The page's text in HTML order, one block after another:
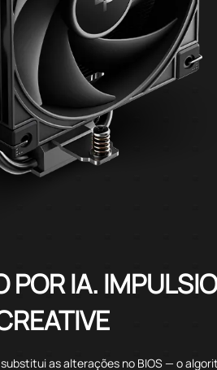
POR IA.
as alterações no BIOS — o